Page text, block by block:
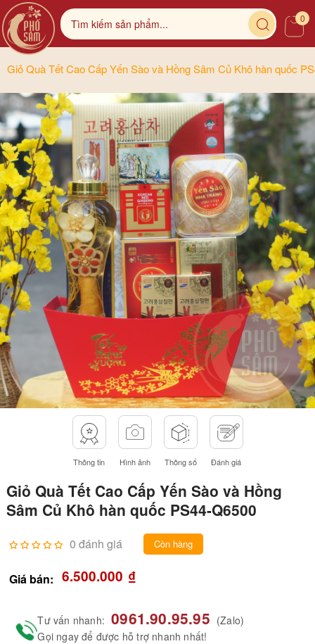
0
Giỏ Quà Tết Cao Cấp Yến Sào và Hồng Sâm Củ Khô hàn quốc
Thông tin Hình ảnh Thông số Đánh giá
Giỏ Quà Tết Cao Cấp Yến Sào và Hồng
Sâm Củ Khô hàn quốc PS44-Q6500
0 đánh giá Còn hàng
Giá bán: 6.500.000 ₫
Tư vấn nhanh: 0961.90.95.95 (Zalo)
Gọi ngay để được hỗ trợ nhanh nhất!